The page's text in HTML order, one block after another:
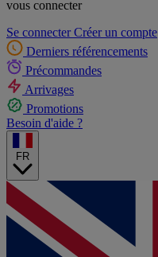
vous connecter
Se connecter Créer un compte
Derniers référencements
Précommandes
Arrivages
Promotions
Besoin d'aide ?
FR